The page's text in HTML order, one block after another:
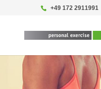
+49 172 2911991